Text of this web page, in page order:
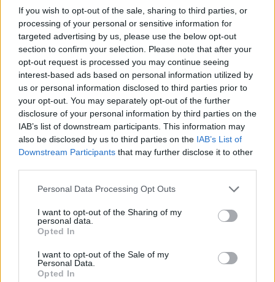
If you wish to opt-out of the sale, sharing to third parties, or
processing of your personal or sensitive information for
targeted advertising by us, please use the below opt-out
section to confirm your selection. Please note that after your
opt-out request is processed you may continue seeing
interest-based ads based on personal information utilized by
us or personal information disclosed to third parties prior to
your opt-out. You may separately opt-out of the further
disclosure of your personal information by third parties on the
IAB’s list of downstream participants. This information may
also be disclosed by us to third parties on the IAB’s List of
Downstream Participants that may further disclose it to other
Please note that this website/app uses one or more Google
not limited to your visit or usage behaviour. You may click to
grant or deny consent to Google and its third-party tags to
use your data for below specified purposes in below Google
consent section.
Personal Data Processing Opt Outs
I want to opt-out of the Sharing of my
personal data.
Opted In
I want to opt-out of the Sale of my
Personal Data.
Opted In
Szerinte a kommunizmus alatt sem volt olyan diktatúra a
fővárosban, mint Karácsony Gergely alatt.
2022. május 23. 5:32
Ceauşescu lányának Renault-ját a kikiáltási ár
Valaki nagyon vágyott az 1989-ben kivégzett diktátor
lányának kocsijára.